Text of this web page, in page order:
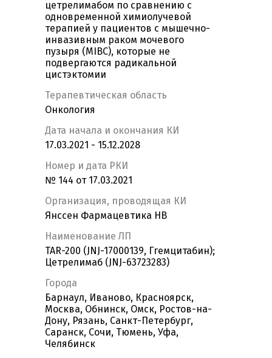
цетрелимабом по сравнению с
одновременной химиолучевой
терапией у пациентов c мышечно-
инвазивным раком мочевого
пузыря (MIBC), которые не
подвергаются радикальной
цистэктомии
Терапевтическая область
Онкология
Дата начала и окончания КИ
17.03.2021 - 15.12.2028
Номер и дата РКИ
№ 144 от 17.03.2021
Организация, проводящая КИ
Янссен Фармацевтика НВ
Наименование ЛП
TAR-200 (JNJ-17000139, Ггемцитабин);
Цетрелимаб (JNJ-63723283)
Города
Барнаул, Иваново, Красноярск,
Москва, Обнинск, Омск, Ростов-на-
Дону, Рязань, Санкт-Петербург,
Саранск, Сочи, Тюмень, Уфа,
Челябинск